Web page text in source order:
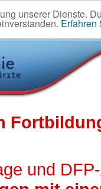
unserer Dienste.
Erfahren
und